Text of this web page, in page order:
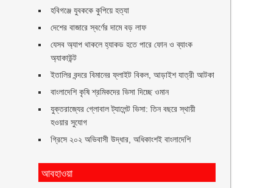
হবিগঞ্জে যুবককে কুপিয়ে হত্যা
দেশের বাজারে স্বর্ণের দামে বড় লাফ
যেসব অ্যাপ থাকলে হ্যাকড হতে পারে ফোন ও ব্যাংক
অ্যাকাউন্ট
ইতালির বন্দরে বিমানের ফ্লাইট বিকল, আড়াইশ যাত্রী আটকা
বাংলাদেশি কৃষি শ্রমিকদের ভিসা দিচ্ছে ওমান
যুক্তরাজ্যের গ্লোবাল ট্যালেন্ট ভিসা: তিন বছরে স্থায়ী
হওয়ার সুযোগ
গ্রিসে ২০২ অভিবাসী উদ্ধার, অধিকাংশই বাংলাদেশি
আবহাওয়া